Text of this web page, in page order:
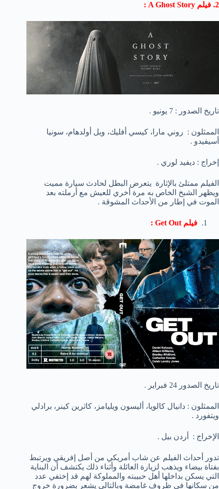
2. فيلم A Ghost Story :
تاريخ الصدور : 7 يونيو .
الممثلون : روني مارا، كيسي أفليك، ويل أولدهام، سونيا
أسيفيدو .
إخراج : ديفيد لوري .
الفيلم ممتلئ بالإثارة يتعرض البطل لحادث سيارة مميت
ويظهر الشبخ الخاص به مرة أخري للعيش مع أرملته بعد
الموت في إطار من الأحداث المشوقة .
فيلم Get Out :
تاريخ الصدور 24 فبراير .
الممثلون : دانيال كالويا، أليسون ويليامز، كاثرين كينر، برادلي
ويتفورد .
الإخراج : أردن بيل .
تدور أحداث الفيلم عن شاب أمريكي من أصل إفريقي ويرتبط
بفتاة بيضاء ويذهب لزيارة العائلة وأثناء ذلك يكتشف أن البناية
التي يسكن بداخلها أهل حبيبته والمملوكة لهم قد إختفي عدد
من سكانها في ظروف غامضة وبالتالي يشعر بضرورة خروج